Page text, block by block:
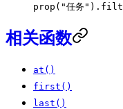
prop ( "任务" ) .
相关函数
at()
first()
last()